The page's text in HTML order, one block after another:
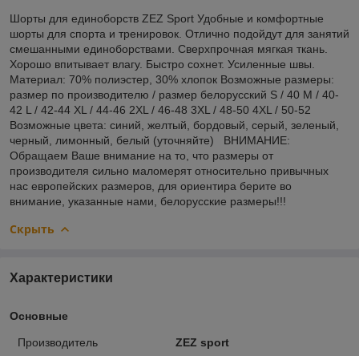
Шорты для единоборств ZEZ Sport Удобные и комфортные
шорты для спорта и тренировок. Отлично подойдут для занятий
смешанными единоборствами. Сверхпрочная мягкая ткань.
Хорошо впитывает влагу. Быстро сохнет. Усиленные швы.
Материал: 70% полиэстер, 30% хлопок Возможные размеры:
размер по производителю / размер белорусский S / 40 М / 40-
42 L / 42-44 XL / 44-46 2XL / 46-48 3XL / 48-50 4XL / 50-52
Возможные цвета: синий, желтый, бордовый, серый, зеленый,
черный, лимонный, белый (уточняйте) ВНИМАНИЕ:
Обращаем Ваше внимание на то, что размеры от
производителя сильно маломерят относительно привычных
нас европейских размеров, для ориентира берите во
внимание, указанные нами, белорусские размеры!!!
Скрыть
Характеристики
Основные
Производитель ZEZ sport